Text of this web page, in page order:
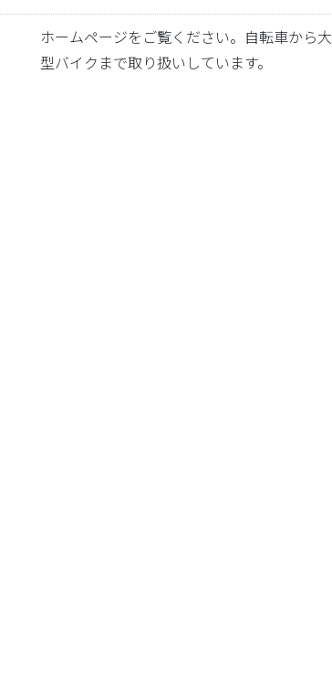
ホームページをご覧ください。自転車から大
型バイクまで取り扱いしています。